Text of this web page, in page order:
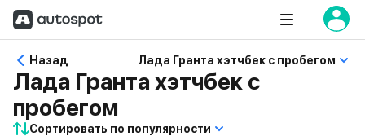
Назад Лада Гранта хэтчбек с пробегом
Лада Гранта хэтчбек с
пробегом
Сортировать по популярности